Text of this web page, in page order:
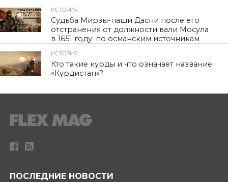
148
ИСТОРИЯ
Судьба Мирзы-паши Дасни после его
отстранения от должности вали Мосула
в 1651 году: по османским источникам
94
ИСТОРИЯ
Кто такие курды и что означает название
«Курдистан»?
ПОСЛЕДНИЕ НОВОСТИ